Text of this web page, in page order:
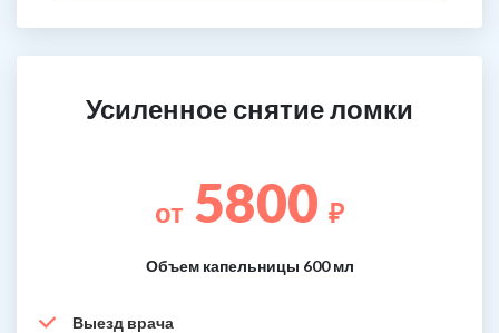
Усиленное снятие ломки
от 5800 ₽
Объем капельницы 600 мл
Выезд врача